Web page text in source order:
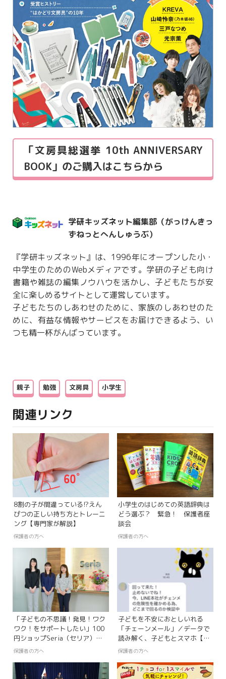
「文房具総選挙 10th ANNIVERSARY
BOOK」のご購入はこちらから
学研キッズネット編集部（がっけんきっ
ずねっとへんしゅうぶ）
『学研キッズネット』は、1996年にオープンした小・
中学生のためのWebメディアです。学研の子ども向け
書籍や雑誌の編集ノウハウを活かし、子どもたちが安
全に楽しめるサイトとして運営しています。
子どもたちのしあわせのために、家族のしあわせのた
めに、有益な情報やサービスをお届けできるよう、い
つも精一杯がんばっています。
親子 勉強 文房具 小学生
関連リンク
8割の子が間違っている!?えん
ぴつの正しい持ち方とトレーニ
ング【専門家が解説】
保護者の方へ
小学生のはじめての英語辞典は
どう選ぶ？ 緊急！ 保護者座
談会
保護者の方へ
「子どもの不思議！発見！ワク
ワク！をサポートしたい」100
円ショップSeria（セリア）の
挑戦【まなびおうえんパートナ
保護者の方へ
子どもを不安におとしいれる
「チェーンメール」／データで
読み解く、子どもとスマホ【第
20回】
保護者の方へ